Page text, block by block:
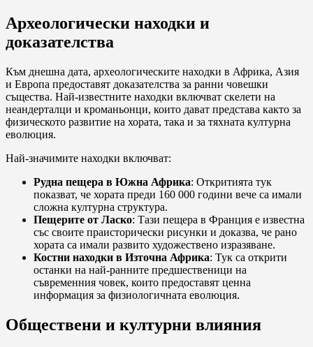
Археологически находки и
доказателства
Към днешна дата, археологическите находки в Африка, Азия
и Европа предоставят доказателства за ранни човешки
същества. Най-известните находки включват скелети на
неандерталци и кроманьонци, които дават представа както за
физическото развитие на хората, така и за тяхната културна
еволюция.
Най-значимите находки включват:
Рудна пещера в Южна Африка: Откритията тук
показват, че хората преди 160 000 години вече са имали
сложна културна структура.
Пещерите от Ласко: Тази пещера в Франция е известна
със своите праисторически рисунки и доказва, че рано
хората са имали развито художествено изразяване.
Костни находки в Източна Африка: Тук са открити
останки на най-ранните предшественици на
съвременния човек, които предоставят ценна
информация за физиологичната еволюция.
Обществени и културни влияния